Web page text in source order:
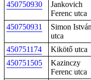
450750930
Jankovich
Ferenc utca
450750931
Simon István
utca
450751174 Kikötő utca
450751505
Kazinczy
Ferenc utca